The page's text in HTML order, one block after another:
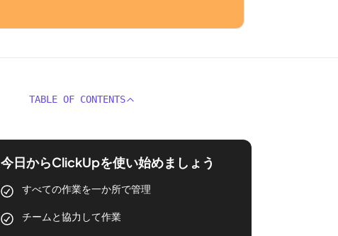
TABLE OF CONTENTS
今日からClickUpを使い始めましょう
すべての作業を一か所で管理
チームと協力して作業